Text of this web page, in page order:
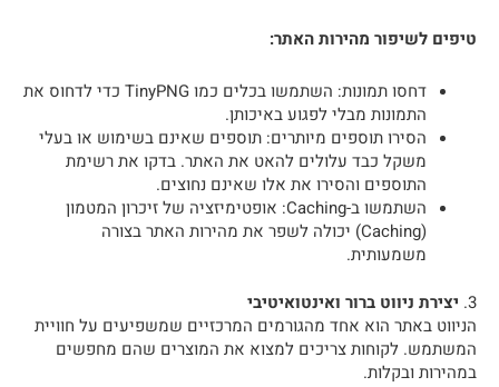
טיפים לשיפור מהירות האתר:
דחסו תמונות: השתמשו בכלים כמו TinyPNG כדי לדחוס את
התמונות מבלי לפגוע באיכותן.
הסירו תוספים מיותרים: תוספים שאינם בשימוש או בעלי
משקל כבד עלולים להאט את האתר. בדקו את רשימת
התוספים והסירו את אלו שאינם נחוצים.
השתמשו ב-Caching: אופטימיזציה של זיכרון המטמון
(Caching) יכולה לשפר את מהירות האתר בצורה
משמעותית.
3. יצירת ניווט ברור ואינטואיטיבי
הניווט באתר הוא אחד מהגורמים המרכזיים שמשפיעים על חוויית
המשתמש. לקוחות צריכים למצוא את המוצרים שהם מחפשים
במהירות ובקלות.